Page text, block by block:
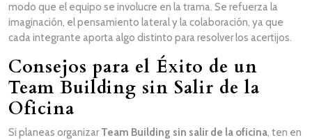
modo que el equipo se involucre en la trama. Se refuerza la
imaginación, el pensamiento lateral y la colaboración, ya que
cada integrante aporta algo distinto para resolver los acertijos.
Consejos para el Éxito de un
Team Building sin Salir de la
Oficina
Si planeas organizarTeam Building sin salir de la oficina, ten en